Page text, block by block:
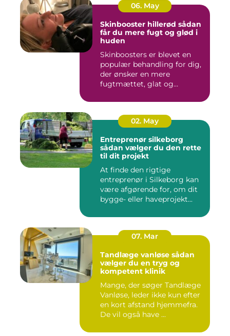
06. May
Skinbooster hillerød sådan
får du mere fugt og glød i
huden
Skinboosters er blevet en
populær behandling for dig,
der ønsker en mere
fugtmættet, glat og
02. May
Entreprenør silkeborg
sådan vælger du den rette
til dit projekt
At finde den rigtige
entreprenør i Silkeborg kan
være afgørende for, om dit
bygge- eller haveprojekt...
07. Mar
Tandlæge vanløse sådan
vælger du en tryg og
kompetent klinik
Mange, der søger Tandlæge
Vanløse, leder ikke kun efter
en kort afstand hjemmefra.
De vil også have ...